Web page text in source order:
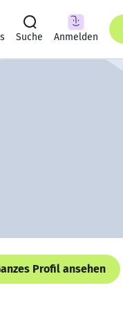
Suche Anmelden
Profil ansehen